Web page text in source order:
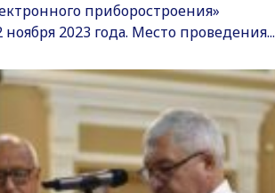
приборостроения»
2023 года. Место проведения...